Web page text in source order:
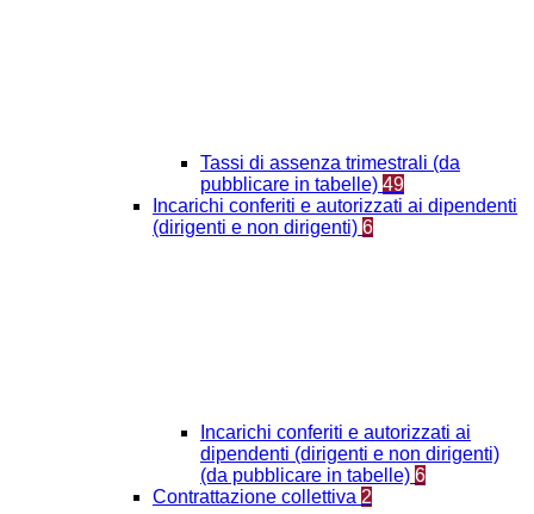
Tassi di assenza trimestrali (da
pubblicare in tabelle) 49
Incarichi conferiti e autorizzati ai dipendenti
(dirigenti e non dirigenti) 6
Incarichi conferiti e autorizzati ai
dipendenti (dirigenti e non dirigenti)
(da pubblicare in tabelle) 6
Contrattazione collettiva 2